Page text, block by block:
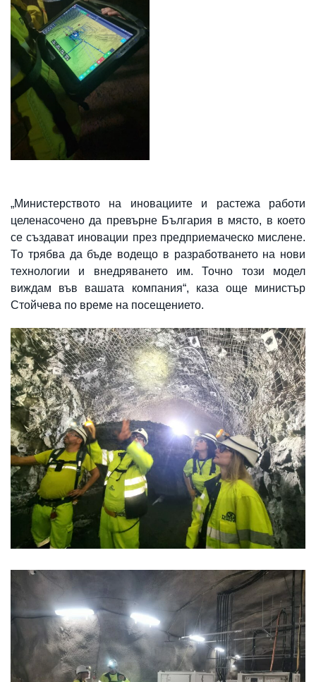
„Министерството на иновациите и растежа работи
целенасочено да превърне България в място, в което
се създават иновации през предприемаческо мислене.
То трябва да бъде водещо в разработването на нови
технологии и внедряването им. Точно този модел
виждам във вашата компания“, каза още министър
Стойчева по време на посещението.